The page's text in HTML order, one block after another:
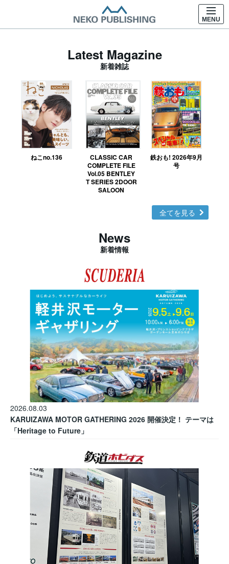
MENU
Latest Magazine
新着雑誌
ねこno.136
CLASSIC CAR
COMPLETE FILE
Vol.05 BENTLEY
T SERIES 2DOOR
SALOON
鉄おも! 2026年9月
号
全てを見る
News
新着情報
2026.08.03
KARUIZAWA MOTOR GATHERING 2026 開催決定！ テーマは
「Heritage to Future」